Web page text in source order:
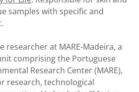
samples with specific and
researcher at MARE-Madeira, a
comprising the Portuguese
Research Center (MARE),
research, technological